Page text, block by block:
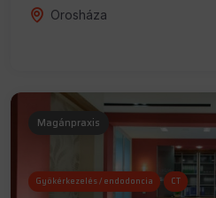
Orosháza
Magánpraxis
Gyökérkezelés / endodoncia CT